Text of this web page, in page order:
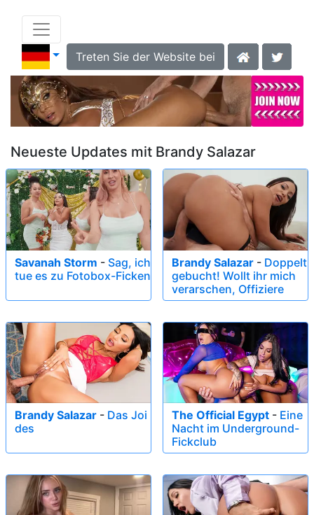
Treten Sie der Website bei
Neueste Updates mit Brandy Salazar
Savanah Storm - Sag, ich
tue es zu Fotobox-Ficken
Brandy Salazar - Doppelt
gebucht! Wollt ihr mich
verarschen, Offiziere
Brandy Salazar - Das Joi
des
The Official Egypt - Eine
Nacht im Underground-
Fickclub